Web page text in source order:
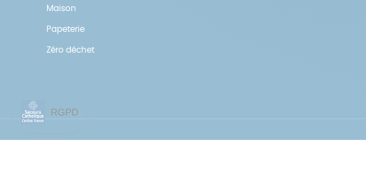
Maison
Papeterie
Zéro déchet